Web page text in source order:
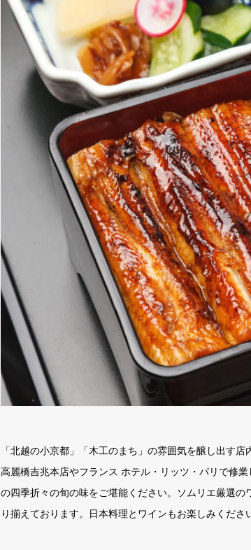
「北越の小京都」「木工のまち」の雰囲気を醸し出す店
高麗橋吉兆本店やフランス ホテル・リッツ・パリで修業
の四季折々の旬の味をご堪能ください。ソムリエ厳選の
り揃えております。日本料理とワインもお楽しみくださ